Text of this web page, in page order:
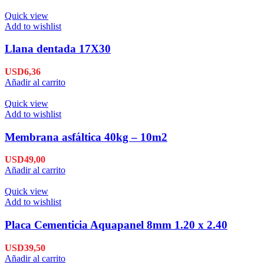
Quick view
Add to wishlist
Llana dentada 17X30
USD6,36
Añadir al carrito
Quick view
Add to wishlist
Membrana asfáltica 40kg – 10m2
USD49,00
Añadir al carrito
Quick view
Add to wishlist
Placa Cementicia Aquapanel 8mm 1.20 x 2.40
USD39,50
Añadir al carrito